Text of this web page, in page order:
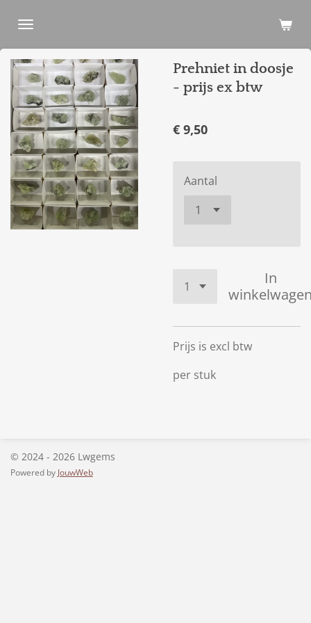
direct
naar
de
hoofdinhoud
Prehniet in doosje
- prijs ex btw
€ 9,50
Aantal
In
Prijs is excl btw
per stuk
© 2024 - 2026 Lwgems
Powered by JouwWeb